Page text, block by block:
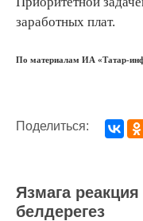
заработных плат.
По материалам ИА «Татар-
Поделиться:
Язмага реакция
белдерегез